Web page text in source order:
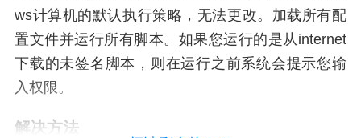
ws计算机的默认执行策略，无法更改。加载所有配
置文件并运行所有脚本。如果您运行的是从internet
下载的未签名脚本，则在运行之前系统会提示您输
入权限。
解决方法